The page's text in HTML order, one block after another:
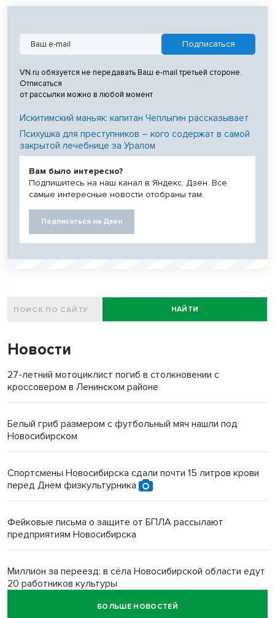
VN.ru обязуется не передавать Ваш e-mail третьей стороне.
Отписаться
от рассылки можно в любой момент
Искитимский маньяк: капитан Чеплыгин рассказывает
Психушка для преступников – кого содержат в самой
закрытой лечебнице за Уралом
Вам было интересно?
Подпишитесь на наш канал в Яндекс. Дзен. Все
самые интересные новости отобраны там.
Подписаться на Дзен
НАЙТИ
Новости
27-летний мотоциклист погиб в столкновении с
кроссовером в Ленинском районе
Белый гриб размером с футбольный мяч нашли под
Новосибирском
Спортсмены Новосибирска сдали почти 15 литров крови
перед Днем физкультурника
Фейковые письма о защите от БПЛА рассылают
предприятиям Новосибирска
Миллион за переезд: в сёла Новосибирской области едут
20 работников культуры
БОЛЬШЕ НОВОСТЕЙ